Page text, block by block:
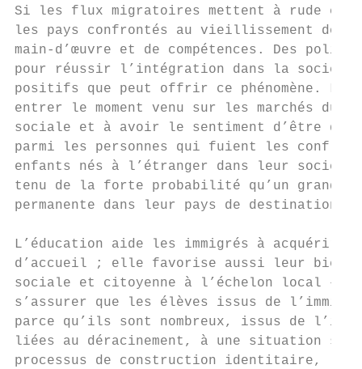
Si les flux migratoires mettent à rude
les pays confrontés au vieillissement de
main-d’œuvre et de compétences. Des
pour réussir l’intégration dans la
positifs que peut offrir ce phénomène. Les
entrer le moment venu sur les marchés
sociale et à avoir le sentiment d’être des
parmi les personnes qui fuient les conflits
enfants nés à l’étranger dans leur société
tenu de la forte probabilité qu’un grand
permanente dans leur pays de destination.
L’éducation aide les immigrés à acquérir
d’accueil ; elle favorise aussi leur bien-
sociale et citoyenne à l’échelon local
s’assurer que les élèves issus de
parce qu’ils sont nombreux, issus de
liées au déracinement, à une situation
processus de construction identitaire,